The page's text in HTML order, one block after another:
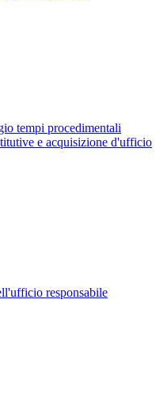
tempi procedimentali
e acquisizione d'ufficio
responsabile